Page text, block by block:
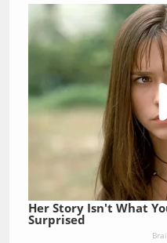
Her Story Isn't What
Surprised